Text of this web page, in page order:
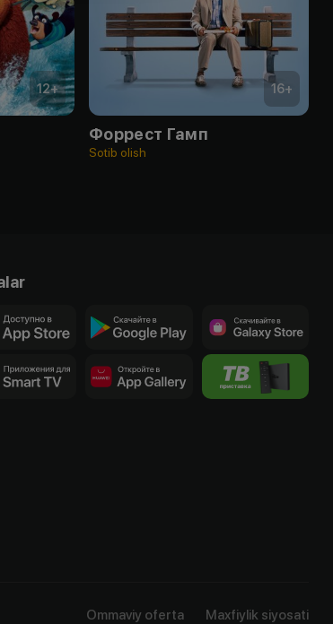
12+ 16+
Форрест Гамп
Sotib olish
Ommaviy oferta Maxfiylik siyosati